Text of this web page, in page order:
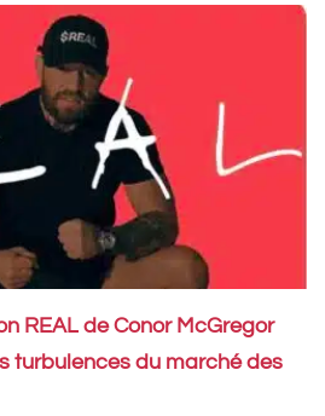
REAL de Conor McGregor
turbulences du marché des